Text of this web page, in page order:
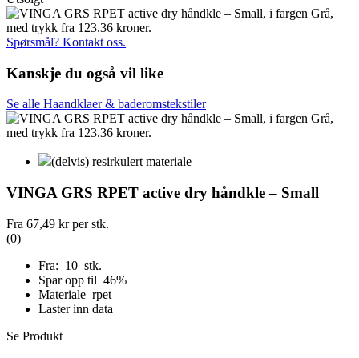
Spørsmål? Kontakt oss.
Kanskje du også vil like
Se alle Haandklaer & baderomstekstiler
(delvis) resirkulert materiale
VINGA GRS RPET active dry håndkle – Small
Fra 67,49 krper stk.
(0)
Fra: 10 stk.
Spar opp til 46%
Materiale rpet
Laster inn data
Se Produkt